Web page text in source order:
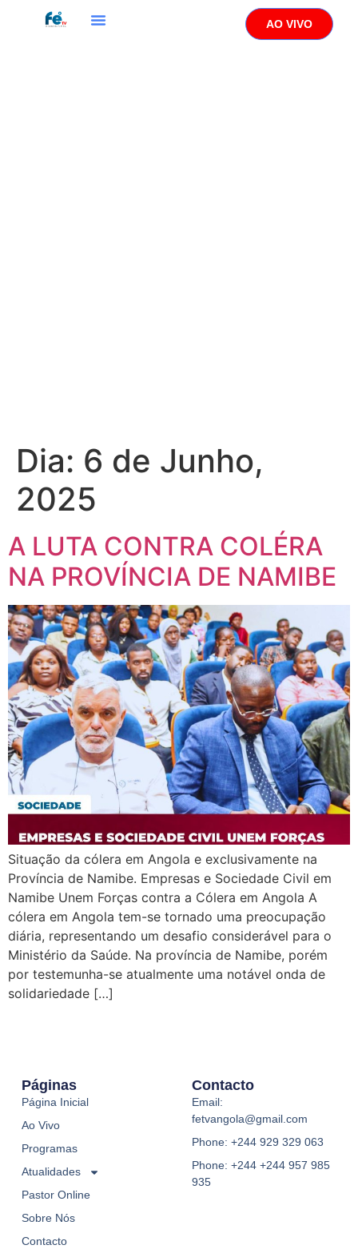
AO VIVO
Dia: 6 de Junho,
2025
A LUTA CONTRA COLÉRA
NA PROVÍNCIA DE NAMIBE
Situação da cólera em Angola e exclusivamente na
Província de Namibe. Empresas e Sociedade Civil em
Namibe Unem Forças contra a Cólera em Angola A
cólera em Angola tem-se tornado uma preocupação
diária, representando um desafio considerável para o
Ministério da Saúde. Na província de Namibe, porém
por testemunha-se atualmente uma notável onda de
solidariedade […]
Páginas
Página Inicial
Ao Vivo
Programas
Atualidades
Pastor Online
Sobre Nós
Contacto
Contacto
Email:
fetvangola@gmail.com
Phone: +244 929 329 063
Phone: +244 +244 957 985
935